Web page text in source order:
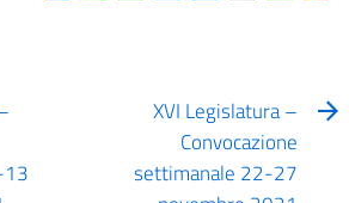
XVI Legislatura –
Convocazione
settimanale 22-27